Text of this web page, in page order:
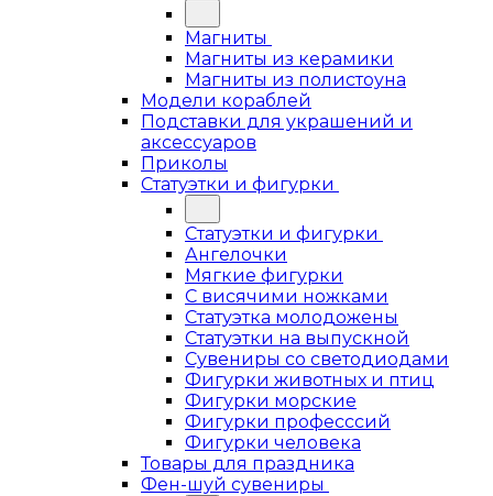
Магниты
Магниты из керамики
Магниты из полистоуна
Модели кораблей
Подставки для украшений и
аксессуаров
Приколы
Статуэтки и фигурки
Статуэтки и фигурки
Ангелочки
Мягкие фигурки
С висячими ножками
Статуэтка молодожены
Статуэтки на выпускной
Сувениры со светодиодами
Фигурки животных и птиц
Фигурки морские
Фигурки професссий
Фигурки человека
Товары для праздника
Фен-шуй сувениры